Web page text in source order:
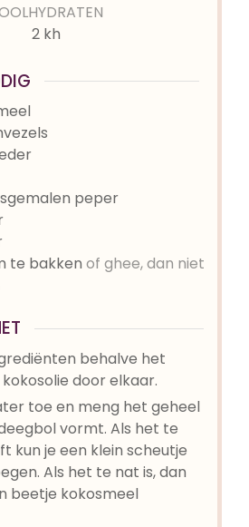
2 kh
peper
te bakken of ghee, dan niet
behalve het
door elkaar.
toe en meng het geheel
vormt. Als het te
kun je een klein scheutje
Als het te nat is, dan
beetje kokosmeel